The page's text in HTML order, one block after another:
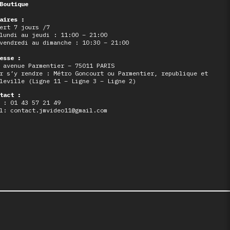
:
7 jours /7
lundi au jeudi : 11:00 – 21:00
au dimanche : 10:30 – 21:00
:
avenue Parmentier – 75011 PARIS
s’y rendre : Métro Goncourt ou Parmentier, republique et
(Ligne 11 – Ligne 3 – Ligne 2)
:
: 01 43 57 21 49
contact.jmvideo11@gmail.com